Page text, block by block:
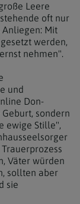
Leere
oft nur
Mit
werden,
nehmen".
und
Don-
sondern
ewige Stille",
Väter würden
sollten aber
sie